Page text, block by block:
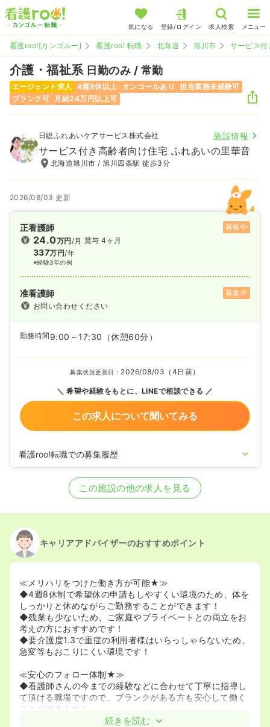
気になる 登録/ログイン 求人検索 メニュー
看護roo![カンゴルー] 看護roo! 転職 北海道 旭川市 サービス
介護・福祉系 日勤のみ / 常勤
エージェント求人 4週8休以上 オンコールあり
担当業務未経験可
ブランク可
月給24万円以上可
日総ふれあいケアサービス株式会社 施設情報
サービス付き高齢者向け住宅 ふれあいの里華音
北海道旭川市 / 旭川四条駅 徒歩3分
2026/08/03 更新
正看護師 募集中
24.0万円/月
337万円/年
※経験3年の例
賞与 4ヶ月
准看護師
募集中
お問い合わせください
勤務時間 9:00～17:30 （休憩60分）
募集状況更新日： 2026/08/03（4日前）
希望や経験をもとに、LINEで相談できる
この求人について聞いてみる
看護roo!転職での募集履歴
正・准看護師の募集を休止
正・准看護師の募集を開始
2024/01/23正・准看護師の募集を開始
2023/04/12
2023/03/29正・准看護師の募集を休止
2022/12/08
2022/09/13正・准看護師の募集を休止
この施設の他の求人を見る
キャリアアドバイザーのおすすめポイント
≪メリハリをつけた働き方が可能★≫
◆4週8休制で希望休の申請もしやすくい環境のため、体を
しっかりと休めながらご勤務することができます！
◆残業も少ないため、ご家庭やプライベートとの両立をお
考えの方におすすめです！
◆要介護度1.3で重症の利用者様はいらっしゃらないため、
急変等もおこりにくい環境です！
≪安心のフォロー体制★≫
◆看護師さんの今までの経験などに合わせて丁寧に指導し
て頂ける職場ですので、ブランクがある方も安心して働く
ことができます！
◆職員のみなさんは優しい方ばかりで、「焦らないで良い
続きを読む